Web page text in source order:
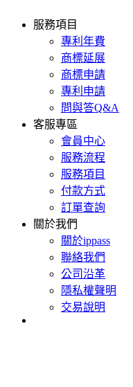
服務項目
專利年費
商標延展
商標申請
專利申請
問與答Q&A
客服專區
會員中心
服務流程
服務項目
付款方式
訂單查詢
關於我們
關於ippass
聯絡我們
公司沿革
隱私權聲明
交易說明